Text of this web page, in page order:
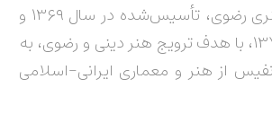
مرکز آفرینش‌های هنری رضوی، تأسیس‌شده در سال ۱۳۶۹ و
ارتقاءیافته در سال ۱۳۷۶، با هدف ترویج هنر دینی و رضوی، به
از هنر و معماری ایرانی-اسلامی